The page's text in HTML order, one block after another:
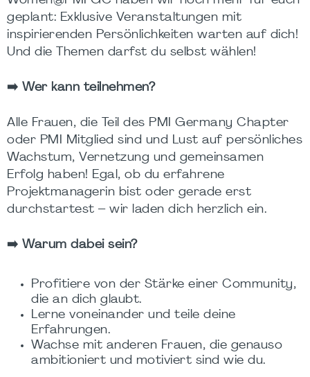
geplant: Exklusive Veranstaltungen mit
inspirierenden Persönlichkeiten warten auf dich!
Und die Themen darfst du selbst wählen!
➡️ Wer kann teilnehmen?
Alle Frauen, die Teil des PMI Germany Chapter
oder PMI Mitglied sind und Lust auf persönliches
Wachstum, Vernetzung und gemeinsamen
Erfolg haben! Egal, ob du erfahrene
Projektmanagerin bist oder gerade erst
durchstartest – wir laden dich herzlich ein.
➡️ Warum dabei sein?
Profitiere von der Stärke einer Community,
die an dich glaubt.
Lerne voneinander und teile deine
Erfahrungen.
Wachse mit anderen Frauen, die genauso
ambitioniert und motiviert sind wie du.